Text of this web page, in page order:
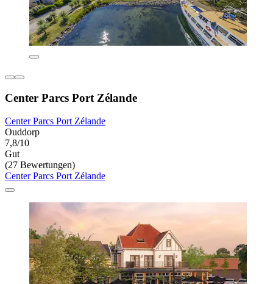
Center Parcs Port Zélande
Center Parcs Port Zélande
Ouddorp
7,8/10
Gut
(27 Bewertungen)
Center Parcs Port Zélande